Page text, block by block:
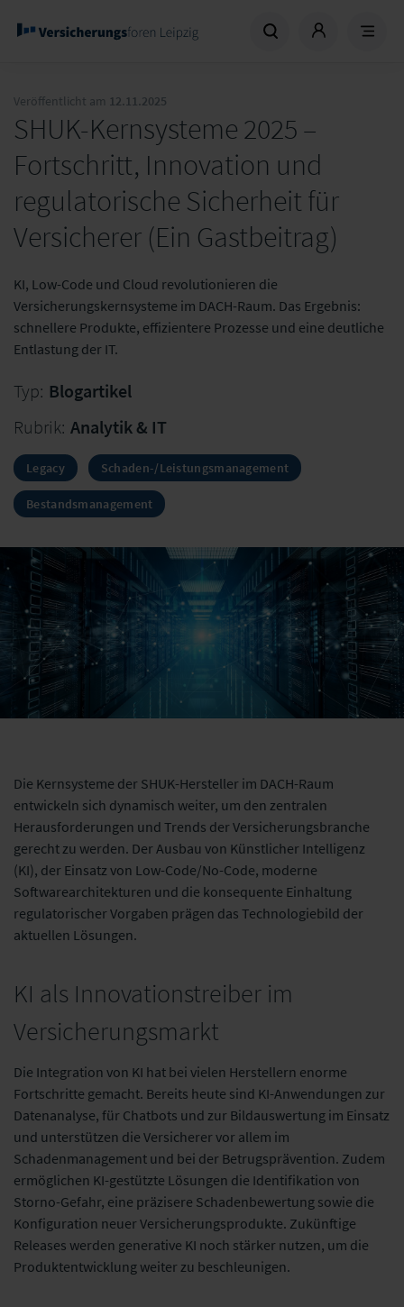
Veröffentlicht am 12.11.2025
SHUK-Kernsysteme 2025 –
Fortschritt, Innovation und
regulatorische Sicherheit für
Versicherer (Ein Gastbeitrag)
KI, Low-Code und Cloud revolutionieren die
Versicherungskernsysteme im DACH-Raum. Das Ergebnis:
schnellere Produkte, effizientere Prozesse und eine deutliche
Entlastung der IT.
Typ: Blogartikel
Rubrik: Analytik & IT
Legacy Schaden-/Leistungsmanagement
Bestandsmanagement
Die Kernsysteme der SHUK-Hersteller im DACH-Raum
entwickeln sich dynamisch weiter, um den zentralen
Herausforderungen und Trends der Versicherungsbranche
gerecht zu werden. Der Ausbau von Künstlicher Intelligenz
(KI), der Einsatz von Low-Code/No-Code, moderne
Softwarearchitekturen und die konsequente Einhaltung
regulatorischer Vorgaben prägen das Technologiebild der
aktuellen Lösungen.​
KI als Innovationstreiber im
Versicherungsmarkt
Die Integration von KI hat bei vielen Herstellern enorme
Fortschritte gemacht. Bereits heute sind KI-Anwendungen zur
Datenanalyse, für Chatbots und zur Bildauswertung im Einsatz
und unterstützen die Versicherer vor allem im
Schadenmanagement und bei der Betrugsprävention. Zudem
ermöglichen KI-gestützte Lösungen die Identifikation von
Storno-Gefahr, eine präzisere Schadenbewertung sowie die
Konfiguration neuer Versicherungsprodukte. Zukünftige
Releases werden generative KI noch stärker nutzen, um die
Produktentwicklung weiter zu beschleunigen.​